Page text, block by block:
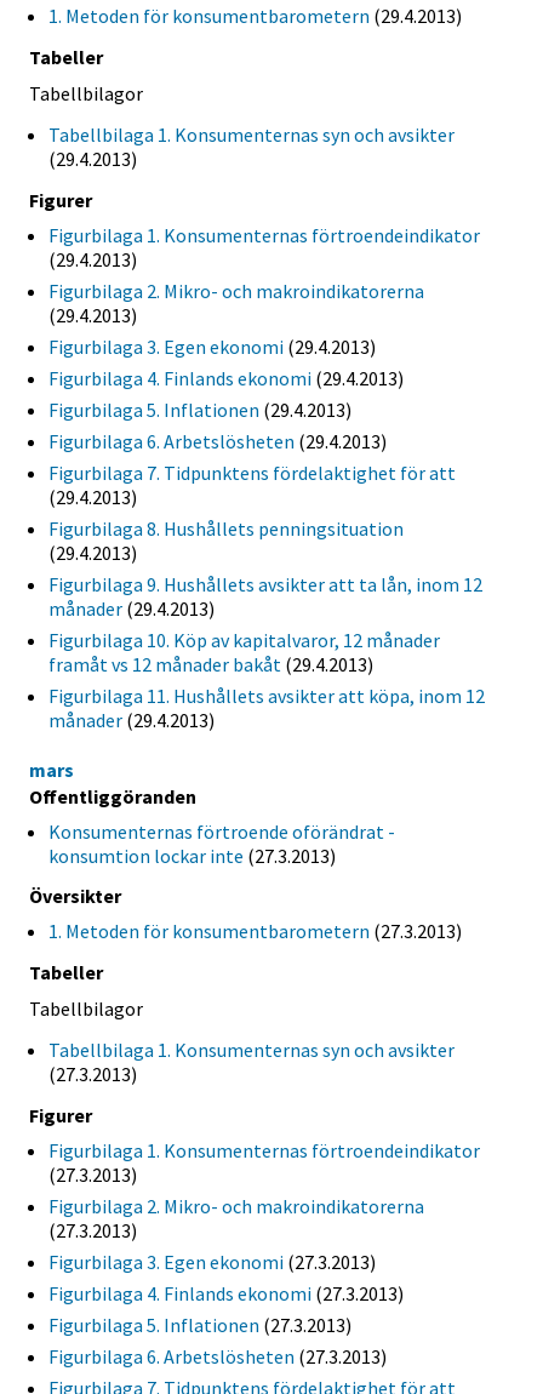
1. Metoden för konsumentbarometern (29.4.2013)
Tabeller
Tabellbilagor
Tabellbilaga 1. Konsumenternas syn och avsikter
(29.4.2013)
Figurer
Figurbilaga 1. Konsumenternas förtroendeindikator
(29.4.2013)
Figurbilaga 2. Mikro- och makroindikatorerna
(29.4.2013)
Figurbilaga 3. Egen ekonomi (29.4.2013)
Figurbilaga 4. Finlands ekonomi (29.4.2013)
Figurbilaga 5. Inflationen (29.4.2013)
Figurbilaga 6. Arbetslösheten (29.4.2013)
Figurbilaga 7. Tidpunktens fördelaktighet för att
(29.4.2013)
Figurbilaga 8. Hushållets penningsituation
(29.4.2013)
Figurbilaga 9. Hushållets avsikter att ta lån, inom 12
månader (29.4.2013)
Figurbilaga 10. Köp av kapitalvaror, 12 månader
framåt vs 12 månader bakåt (29.4.2013)
Figurbilaga 11. Hushållets avsikter att köpa, inom 12
månader (29.4.2013)
mars
Offentliggöranden
Konsumenternas förtroende oförändrat -
konsumtion lockar inte (27.3.2013)
Översikter
1. Metoden för konsumentbarometern (27.3.2013)
Tabeller
Tabellbilagor
Tabellbilaga 1. Konsumenternas syn och avsikter
(27.3.2013)
Figurer
Figurbilaga 1. Konsumenternas förtroendeindikator
(27.3.2013)
Figurbilaga 2. Mikro- och makroindikatorerna
(27.3.2013)
Figurbilaga 3. Egen ekonomi (27.3.2013)
Figurbilaga 4. Finlands ekonomi (27.3.2013)
Figurbilaga 5. Inflationen (27.3.2013)
Figurbilaga 6. Arbetslösheten (27.3.2013)
Figurbilaga 7. Tidpunktens fördelaktighet för att